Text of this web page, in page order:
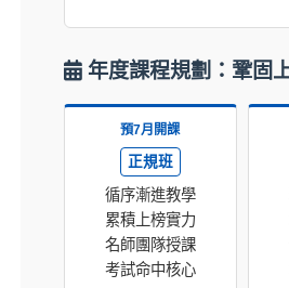
年度課程規劃：鞏固
預7月開課
正規班
循序漸進教學
累積上榜實力
名師團隊授課
考試命中核心